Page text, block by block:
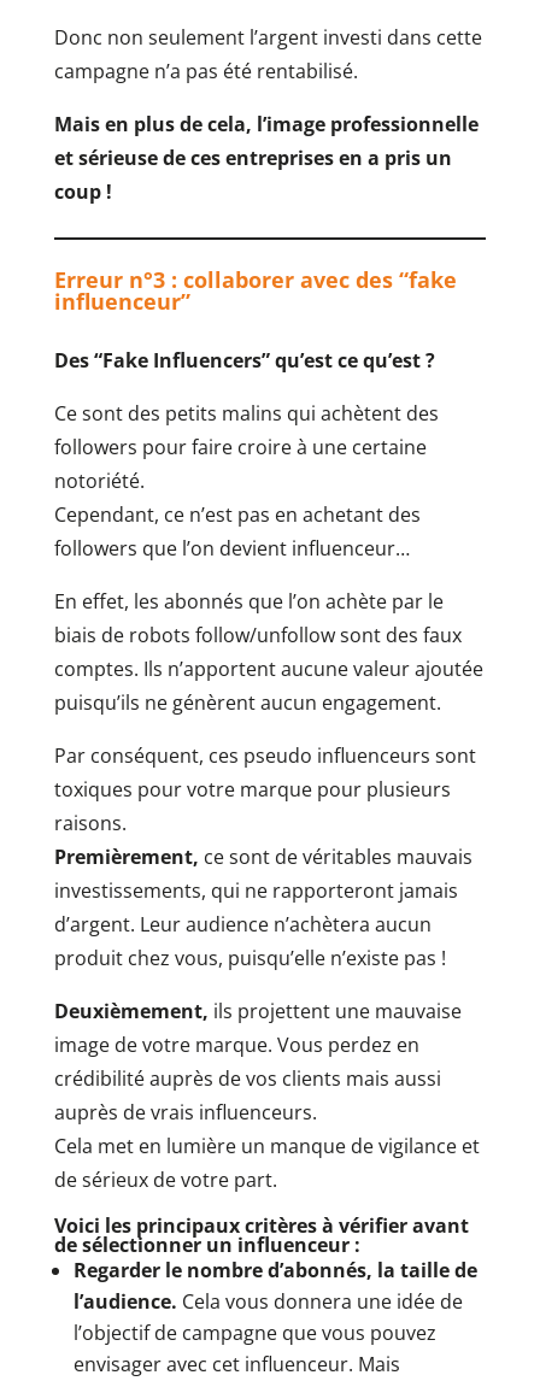
Donc non seulement l’argent investi dans cette
campagne n’a pas été rentabilisé.
Mais en plus de cela, l’image professionnelle
et sérieuse de ces entreprises en a pris un
coup !
Erreur n°3 : collaborer avec des “fake
influenceur”
Des “Fake Influencers” qu’est ce qu’est ?
Ce sont des petits malins qui achètent des
followers pour faire croire à une certaine
notoriété.
Cependant, ce n’est pas en achetant des
followers que l’on devient influenceur…
En effet, les abonnés que l’on achète par le
biais de robots follow/unfollow sont des faux
comptes. Ils n’apportent aucune valeur ajoutée
puisqu’ils ne génèrent aucun engagement.
Par conséquent, ces pseudo influenceurs sont
toxiques pour votre marque pour plusieurs
raisons.
Premièrement, ce sont de véritables mauvais
investissements, qui ne rapporteront jamais
d’argent. Leur audience n’achètera aucun
produit chez vous, puisqu’elle n’existe pas !
Deuxièmement, ils projettent une mauvaise
image de votre marque. Vous perdez en
crédibilité auprès de vos clients mais aussi
auprès de vrais influenceurs.
Cela met en lumière un manque de vigilance et
de sérieux de votre part.
Voici les principaux critères à vérifier avant
de sélectionner un influenceur :
Regarder le nombre d’abonnés, la taille de
l’audience. Cela vous donnera une idée de
l’objectif de campagne que vous pouvez
envisager avec cet influenceur. Mais